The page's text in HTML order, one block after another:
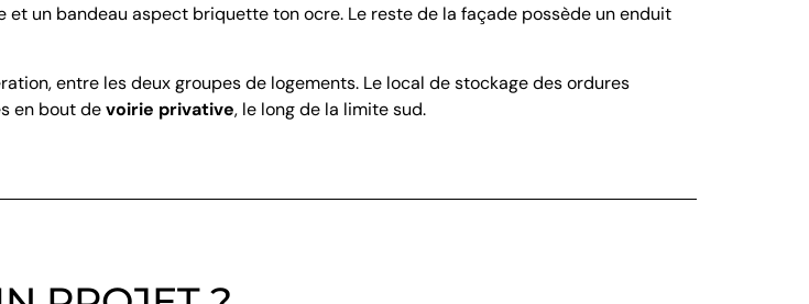
et un bandeau aspect briquette ton ocre. Le reste de la façade possède un enduit
entre les deux groupes de logements. Le local de stockage des ordures
en bout devoirie privative, le long de la limite sud.